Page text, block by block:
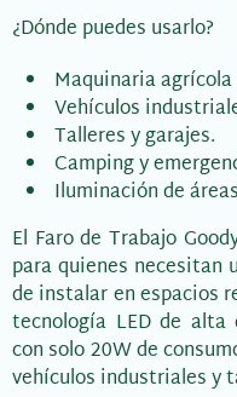
¿Dónde puedes usarlo?
Maquinaria
Vehículos
Talleres y garajes.
Camping y
Iluminación de
El Faro de Trabajo
para quienes necesitan
de instalar en espacios
tecnología LED de alta
con solo 20W de
vehículos industriales y